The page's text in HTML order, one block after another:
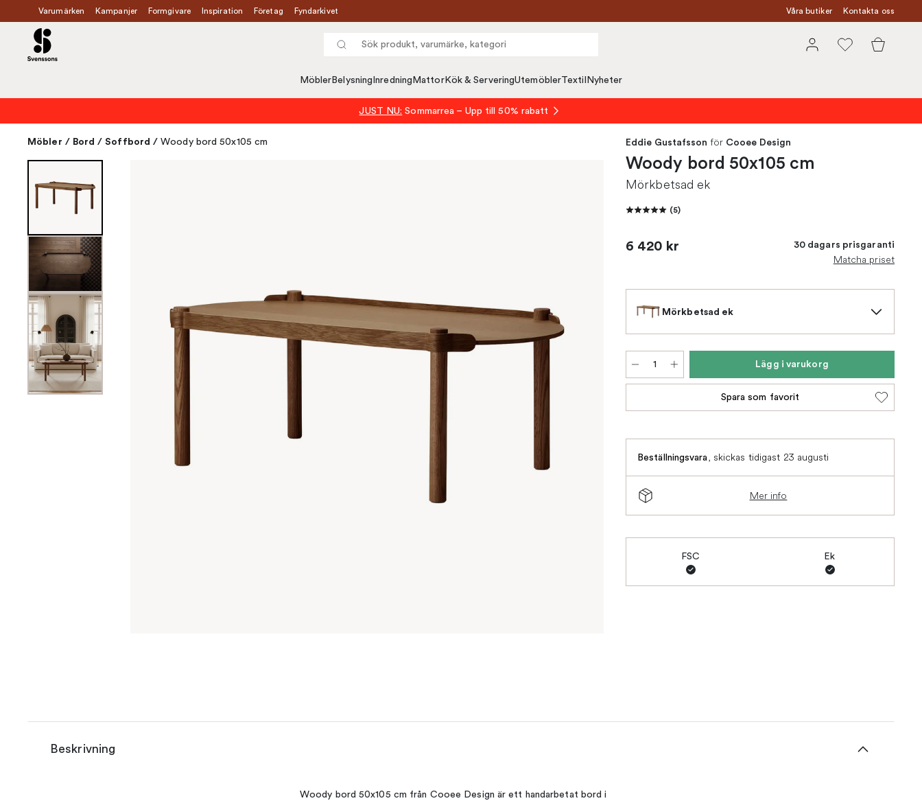
Varumärken Kampanjer Formgivare Inspiration Företag Fyndarkivet Våra butiker Kontakta oss
Möbler Belysning Inredning MattorKök & ServeringUtemöblerTextil Nyheter
JUST NU: Sommarrea – Upp till 50% rabatt
Möbler / Bord / Soffbord / Woody bord 50x105 cm Eddie Gustafsson för Cooee Design
Woody bord 50x105 cm
Mörkbetsad ek
(5)
6 420 kr 30 dagars prisgaranti
Matcha priset
Mörkbetsad ek
Lägg i varukorg
Spara som favorit
Beställningsvara, skickas tidigast 23 augusti
Mer info
FSC Ek
Beskrivning
Woody bord 50x105 cm från Cooee Design är ett handarbetat bord i